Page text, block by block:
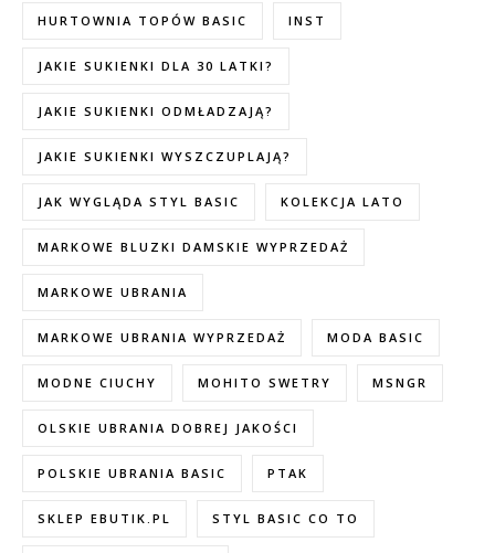
HURTOWNIA TOPÓW BASIC INST
JAKIE SUKIENKI DLA 30 LATKI?
JAKIE SUKIENKI ODMŁADZAJĄ?
JAKIE SUKIENKI WYSZCZUPLAJĄ?
JAK WYGLĄDA STYL BASIC KOLEKCJA LATO
MARKOWE BLUZKI DAMSKIE WYPRZEDAŻ
MARKOWE UBRANIA
MARKOWE UBRANIA WYPRZEDAŻ MODA BASIC
MODNE CIUCHY MOHITO SWETRY MSNGR
OLSKIE UBRANIA DOBREJ JAKOŚCI
POLSKIE UBRANIA BASIC PTAK
SKLEP EBUTIK.PL STYL BASIC CO TO